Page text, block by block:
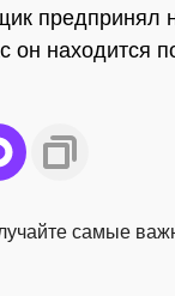
предпринял
он находится
самые